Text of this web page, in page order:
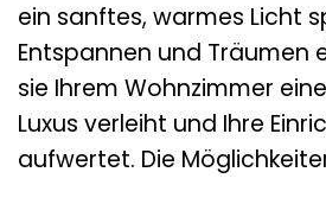
ein sanftes, warmes Licht
Entspannen und Träumen
sie Ihrem Wohnzimmer
Luxus verleiht und Ihre
aufwertet. Die